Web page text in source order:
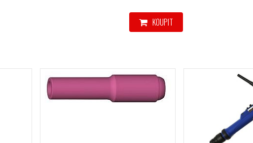
KOUPIT